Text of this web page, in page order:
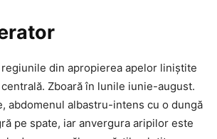
din apropierea apelor liniștite
Zboară în lunile iunie-august.
abdomenul albastru-intens cu o dungă
pe spate, iar anvergura aripilor este